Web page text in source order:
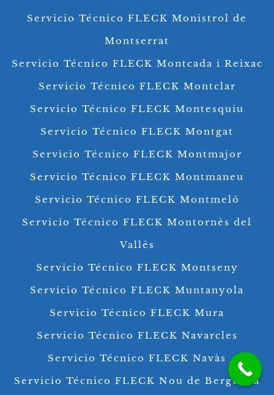
Servicio Técnico FLECK Monistrol de
Montserrat
Servicio Técnico FLECK Montcada i Reixac
Servicio Técnico FLECK Montclar
Servicio Técnico FLECK Montesquiu
Servicio Técnico FLECK Montgat
Servicio Técnico FLECK Montmajor
Servicio Técnico FLECK Montmaneu
Servicio Técnico FLECK Montmeló
Servicio Técnico FLECK Montornès del
Vallès
Servicio Técnico FLECK Montseny
Servicio Técnico FLECK Muntanyola
Servicio Técnico FLECK Mura
Servicio Técnico FLECK Navarcles
Servicio Técnico FLECK Navàs
Servicio Técnico FLECK Nou de Berguedà